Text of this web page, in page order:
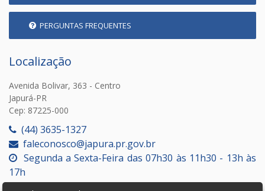
PERGUNTAS FREQUENTES
Localização
Avenida Bolivar, 363 - Centro
Japurá-PR
Cep: 87225-000
(44) 3635-1327
faleconosco@japura.pr.gov.br
Segunda a Sexta-Feira das 07h30 às 11h30 - 13h às
17h